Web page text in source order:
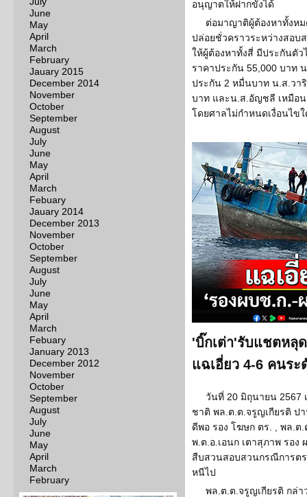
June
May
April
March
February
Jauary 2015
December 2014
November
October
September
August
July
June
May
April
March
Febuary
Jauary 2014
December 2013
November
October
September
August
July
June
May
April
March
Febuary
January 2013
December 2012
November
October
September
August
July
June
May
April
March
February
อนุญาตให้ฝากขังได้
ต่อมาญาติผู้ต้องหาทั้งห
ปล่อยชั่วคราวระหว่างสอ
ให้ผู้ต้องหาทั้งสี่ มีประกันตัว
ราคาประกัน 55,000 บาท
ประกัน 2 หมื่นบาท น.ส.วา
บาท และน.ส.อัญชลี เหมือ
โดยศาลไม่กำหนดเงื่อนไข
'บิ๊กเต่า'รับแชตหลุ
แฉเอี่ยว 4-6 คนร
วันที่ 20 มิถุนายน 2567
ชาติ พล.ต.ต.จรูญเกียรติ ป
ดีพอ รอง โฆษก ตร. , พล.
พ.ต.อ.เอนก เตาสุภาพ รอ
สืบสวนสอบสวนกรณีการต
หนีไป
พล.ต.ต.จรูญเกียรติ กล่า